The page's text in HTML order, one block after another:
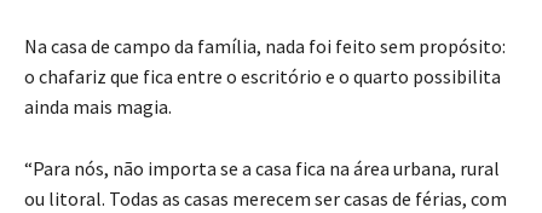
Na casa de campo da família, nada foi feito sem propósito:
o chafariz que fica entre o escritório e o quarto possibilita
ainda mais magia.
“Para nós, não importa se a casa fica na área urbana, rural
ou litoral. Todas as casas merecem ser casas de férias, com